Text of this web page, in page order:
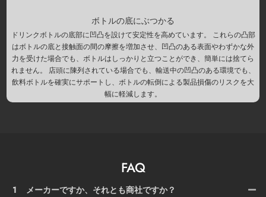
ボトルの底にぶつかる
ドリンクボトルの底部に凹凸を設けて安定性を高めています。 これらの凸部
はボトルの底と接触面の間の摩擦を増加させ、凹凸のある表面やわずかな外
力を受けた場合でも、ボトルはしっかりと立つことができ、簡単には捨てら
れません。 店頭に陳列されている場合でも、輸送中の凹凸のある環境でも、
飲料ボトルを確実にサポートし、ボトルの転倒による製品損傷のリスクを大
幅に軽減します。
FAQ
1 メーカーですか、それとも商社ですか？